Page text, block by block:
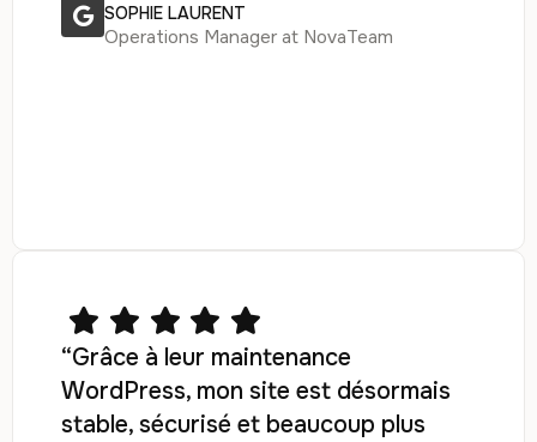
SOPHIE LAURENT
Operations Manager at NovaTeam
“Grâce à leur maintenance
WordPress, mon site est désormais
stable, sécurisé et beaucoup plus